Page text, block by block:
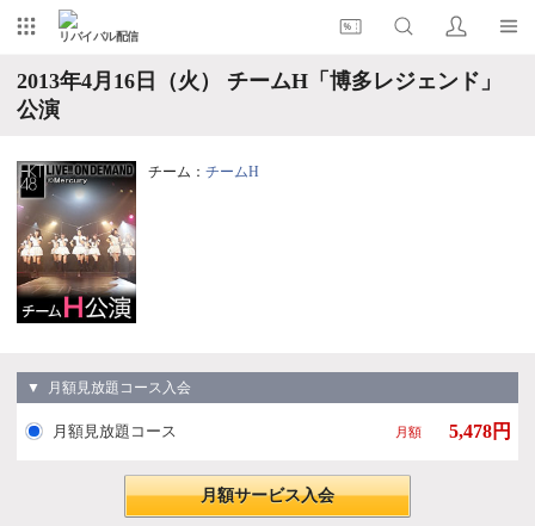
リバイバル配信
2013年4月16日（火） チームH「博多レジェンド」
公演
チーム： チームH
▼ 月額見放題コース入会
月額見放題コース 月額 5,478円
月額サービス入会